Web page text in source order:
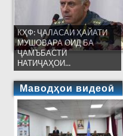
КҲФ: ҶАЛАСАИ ҲАЙАТИ
МУШОВАРА ОИД БА
ҶАМЪБАСТИ
НАТИҶАҲОИ...
Маводҳои видеоӣ